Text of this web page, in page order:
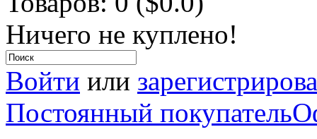
Ничего не куплено!
Войти или
Постоянный покупатель